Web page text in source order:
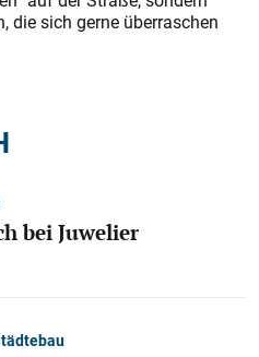
die sich gerne überraschen
bei Juwelier